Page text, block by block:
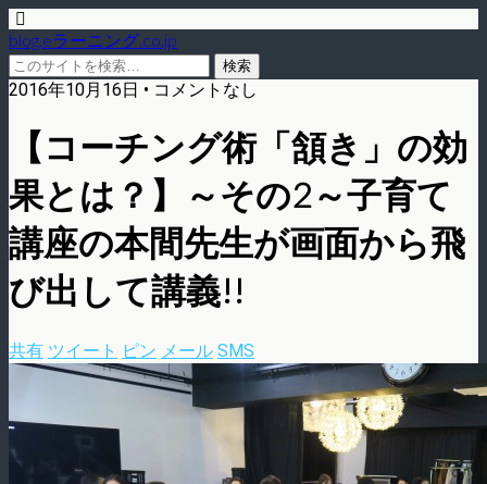
blog.eラーニング.co.jp
2016年10月16日 • コメントなし
【コーチング術「頷き」の効
果とは？】～その2～子育て
講座の本間先生が画面から飛
び出して講義!!
共有 ツイート ピン メール SMS